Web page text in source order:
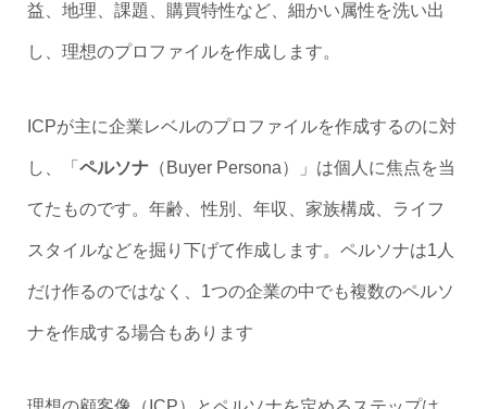
益、地理、課題、購買特性など、細かい属性を洗い出
し、理想のプロファイルを作成します。
ICPが主に企業レベルのプロファイルを作成するのに対
し、「 ペルソナ（Buyer Persona）」は個人に焦点を当
てたものです。年齢、性別、年収、家族構成、ライフ
スタイルなどを掘り下げて作成します。ペルソナは1人
だけ作るのではなく、1つの企業の中でも複数のペルソ
ナを作成する場合もあります